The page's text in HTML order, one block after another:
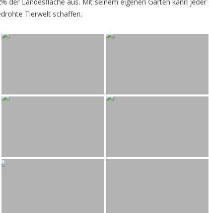
der Landesfläche aus. Mit seinem eigenen Garten kann jeder
Tierwelt schaffen.